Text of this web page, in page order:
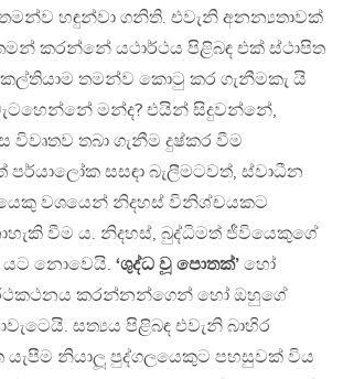
හඳුන්වා ගනිති. එවැනි අනන්‍යතාවක්
කරන්නේ යථාර්ථය පිළිබඳ එක් ස්ථාපිත
තමන්ව කොටු කර ගැනීමකැ යි
මන්ද? එයින් සිදුවන්නේ,
තබා ගැනීම දුෂ්කර වීම
සසඳා බැලීමටවත්, ස්වාධීන
වශයෙන් නිදහස් විනිශ්චයකට
වීම ය. නිදහස්, බුද්ධිමත් ජීවියෙකුගේ
යට නොවෙයි. ‘ශුද්ධ වූ පොතක්’ හෝ
කරන්නන්ගෙන් හෝ ඔහුගේ
සත්‍යය පිළිබඳ එවැනි බාහිර
යැපීම නියාලූ පුද්ගලයෙකුට පහසුවක් විය